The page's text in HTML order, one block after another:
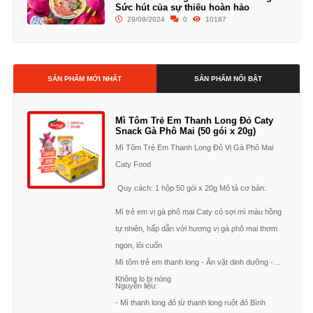
Sức hút của sự thiếu hoàn hảo
29/09/2024 0 10187
SẢN PHẨM MỚI NHẤT SẢN PHẨM NỔI BẬT
Mì Tôm Trẻ Em Thanh Long Đỏ Caty
Snack Gà Phô Mai (50 gói x 20g)
Mì Tôm Trẻ Em Thanh Long Đỏ Vị Gà Phô Mai
Caty Food
Quy cách: 1 hộp 50 gói x 20g Mô tả cơ bản:
Mì trẻ em vị gà phô mai Caty có sợi mì màu hồng
tự nhiên, hấp dẫn với hương vị gà phô mai thơm
ngon, lôi cuốn
Mì tôm trẻ em thanh long - Ăn vặt dinh dưỡng -
Không lo bị nóng
Nguyên liệu:
- Mì thanh long đỏ từ thanh long ruột đỏ Bình